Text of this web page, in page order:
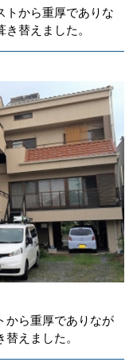
トから重厚でありな
替えました。
から重厚でありなが
えました。